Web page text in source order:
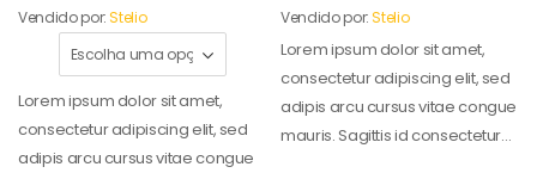
Vendido por:Stelio
Lorem ipsum dolor sit amet,
consectetur adipiscing elit, sed
adipis arcu cursus vitae congue
Vendido por:Stelio
Lorem ipsum dolor sit amet,
consectetur adipiscing elit, sed
adipis arcu cursus vitae congue
mauris. Sagittis id consectetur